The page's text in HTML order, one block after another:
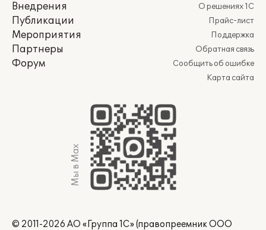
Внедрения
Публикации
Мероприятия
Партнеры
Форум
О решениях 1С
Прайс-лист
Поддержка
Обратная связь
Сообщить об ошибке
Карта сайта
Мы в Max
© 2011-2026 АО «Группа 1С» (правопреемник ООО